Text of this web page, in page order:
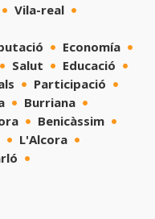
Vila-real
Economía
Salut
Educació
Participació
Burriana
Benicàssim
L'Alcora